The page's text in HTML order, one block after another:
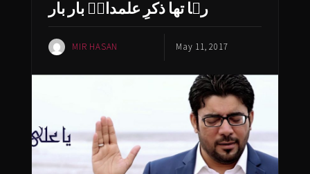
رہا تھا ذکرِ علمدارؑ بار بار
MIR HASAN May 11, 2017